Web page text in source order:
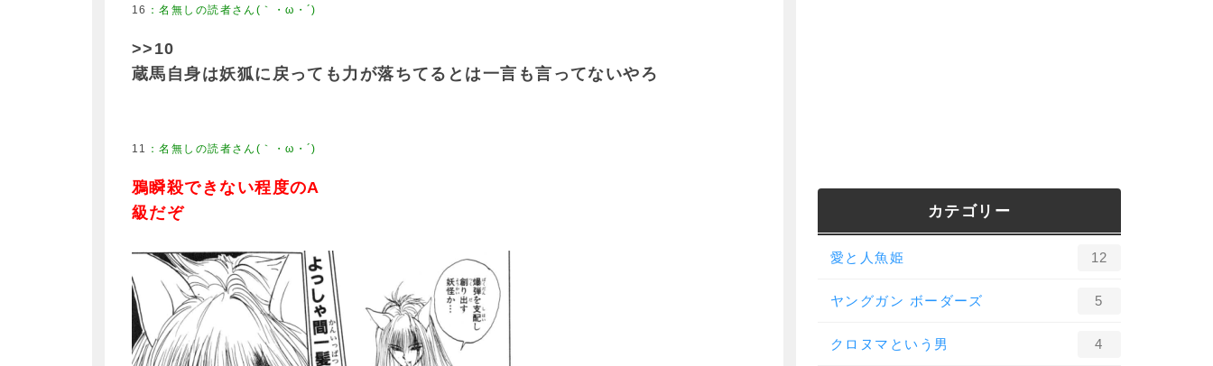
16
>>10
蔵馬自身は妖狐に戻っても力が落ちてるとは一言も言ってないやろ
11
鴉瞬殺できない程度のA
級だぞ
カテゴリー
愛と人魚姫 12
ヤングガン ボーダーズ 5
クロヌマという男 4